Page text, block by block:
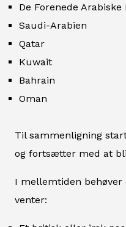
De Forenede
Saudi-Arabien
Qatar
Kuwait
Bahrain
Oman
Til sammenligning
og fortsætter med at
I mellemtiden behøver
venter: